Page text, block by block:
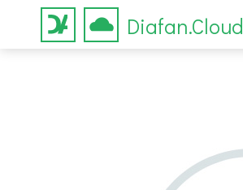
Diafan.Cloud